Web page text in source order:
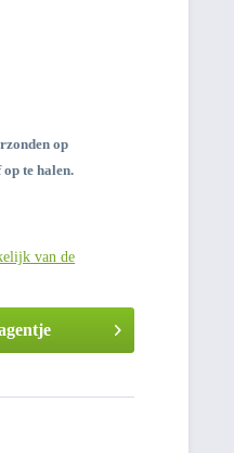
op
te halen.
van de